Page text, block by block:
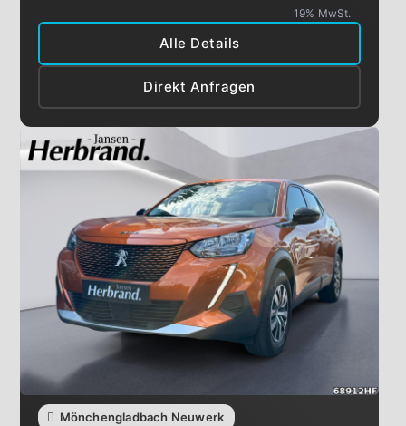
Alle Details
Direkt Anfragen
19% MwSt.
Mönchengladbach Neuwerk